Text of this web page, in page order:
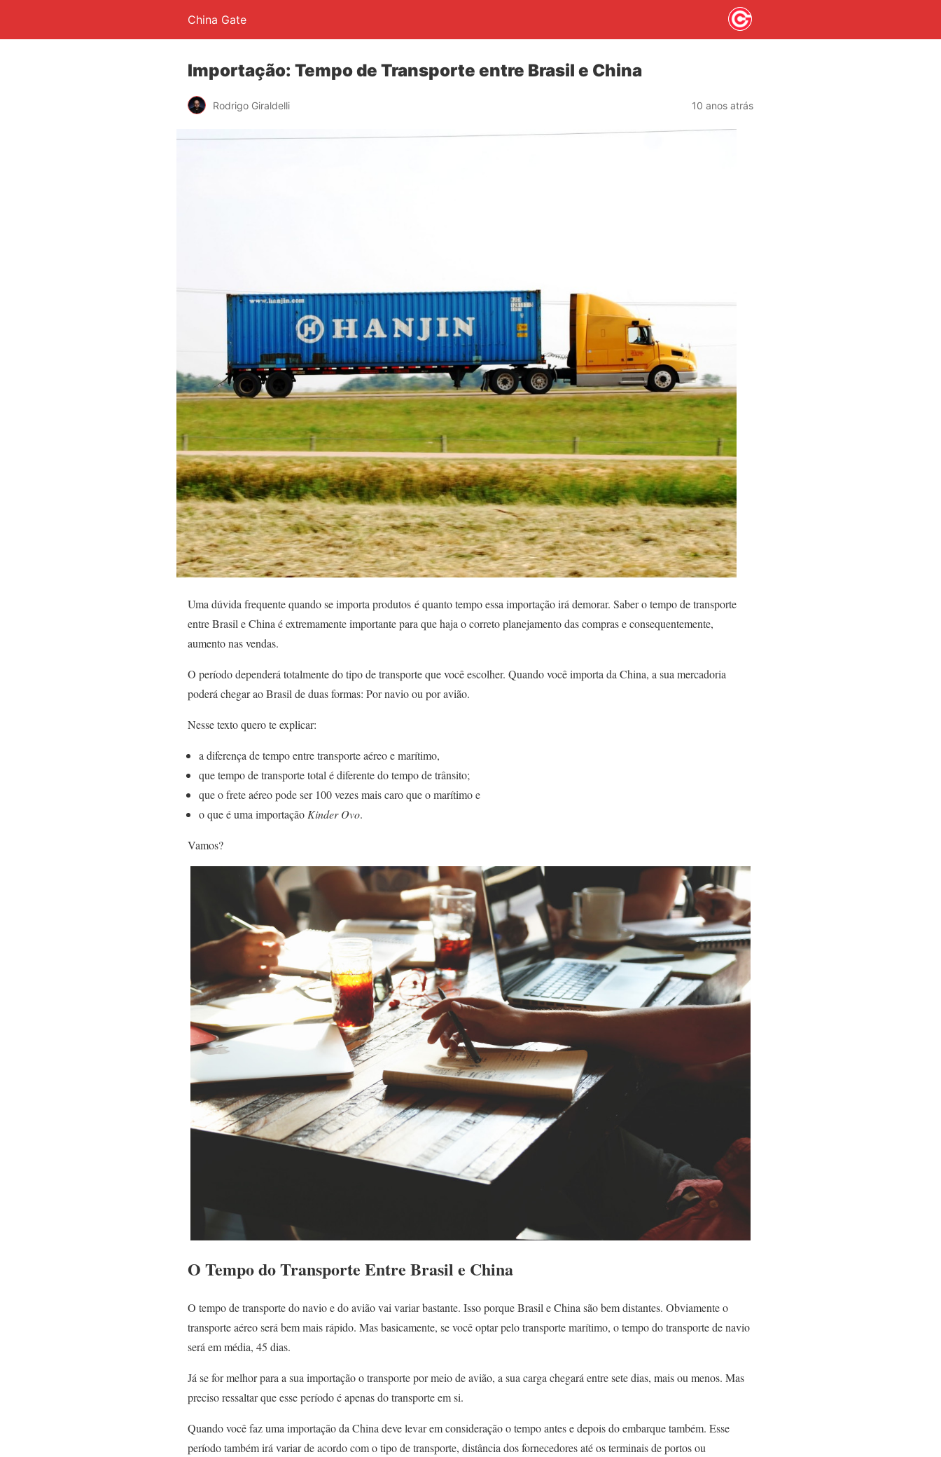
China Gate
Importação: Tempo de Transporte entre Brasil e China
Rodrigo Giraldelli 10 anos atrás
Uma dúvida frequente quando se importa produtos é quanto tempo essa importação irá demorar. Saber o tempo de transporte
entre Brasil e China é extremamente importante para que haja o correto planejamento das compras e consequentemente,
aumento nas vendas.
O período dependerá totalmente do tipo de transporte que você escolher. Quando você importa da China, a sua mercadoria
poderá chegar ao Brasil de duas formas: Por navio ou por avião.
Nesse texto quero te explicar:
a diferença de tempo entre transporte aéreo e marítimo,
que tempo de transporte total é diferente do tempo de trânsito;
que o frete aéreo pode ser 100 vezes mais caro que o marítimo e
o que é uma importação Kinder Ovo.
Vamos?
O Tempo do Transporte Entre Brasil e China
O tempo de transporte do navio e do avião vai variar bastante. Isso porque Brasil e China são bem distantes. Obviamente o
transporte aéreo será bem mais rápido. Mas basicamente, se você optar pelo transporte marítimo, o tempo do transporte de navio
será em média, 45 dias.
Já se for melhor para a sua importação o transporte por meio de avião, a sua carga chegará entre sete dias, mais ou menos. Mas
preciso ressaltar que esse período é apenas do transporte em si.
Quando você faz uma importação da China deve levar em consideração o tempo antes e depois do embarque também. Esse
período também irá variar de acordo com o tipo de transporte, distância dos fornecedores até os terminais de portos ou